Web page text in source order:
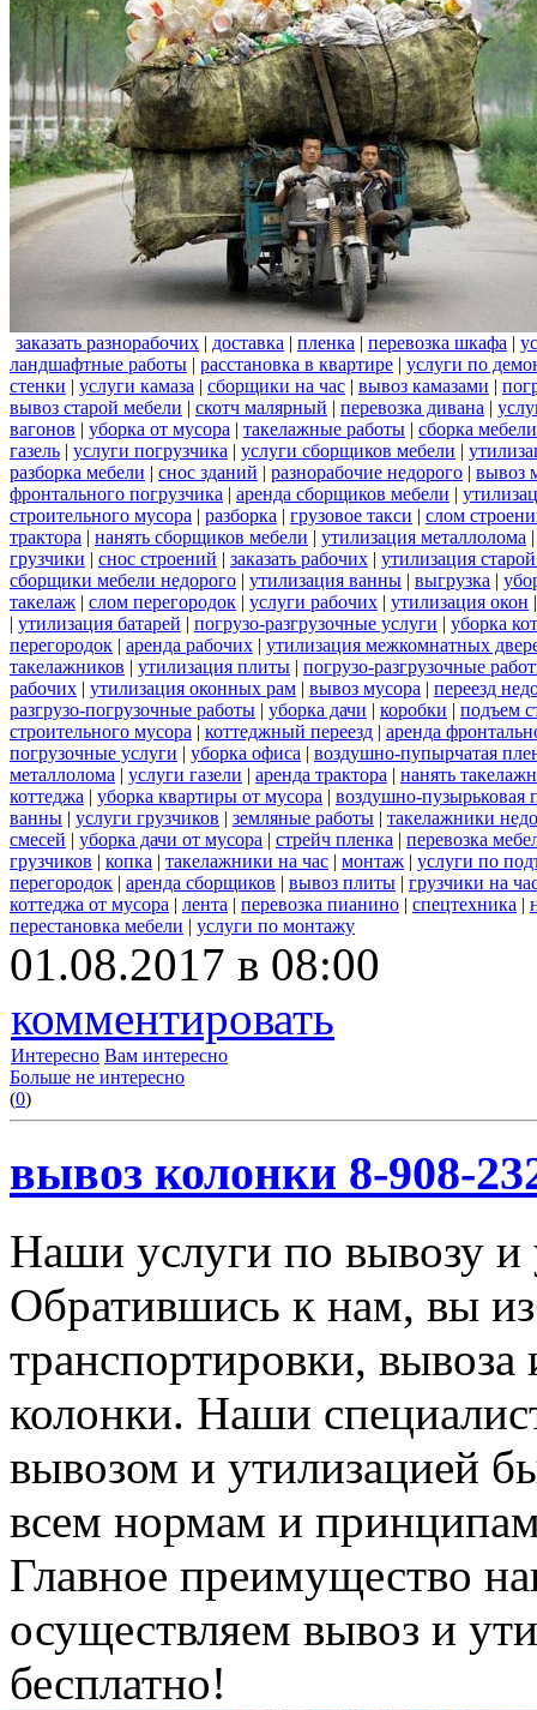
заказать разнорабочих | доставка | пленка | перевозка шкафа |
ландшафтные работы | расстановка в квартире | услуги по
стенки | услуги камаза | сборщики на час | вывоз камазами |
вывоз старой мебели | скотч малярный | перевозка дивана |
вагонов | уборка от мусора | такелажные работы | сборка мебели
газель | услуги погрузчика | услуги сборщиков мебели |
разборка мебели | снос зданий | разнорабочие недорого | вывоз
фронтального погрузчика | аренда сборщиков мебели |
строительного мусора | разборка | грузовое такси | слом
трактора | нанять сборщиков мебели | утилизация металлолома
грузчики | снос строений | заказать рабочих | утилизация
сборщики мебели недорого | утилизация ванны | выгрузка |
такелаж | слом перегородок | услуги рабочих | утилизация окон
| утилизация батарей | погрузо-разгрузочные услуги | уборка
перегородок | аренда рабочих | утилизация межкомнатных
такелажников | утилизация плиты | погрузо-разгрузочные
рабочих | утилизация оконных рам | вывоз мусора | переезд
разгрузо-погрузочные работы | уборка дачи | коробки | подъем
строительного мусора | коттеджный переезд | аренда
погрузочные услуги | уборка офиса | воздушно-пупырчатая
металлолома | услуги газели | аренда трактора | нанять
коттеджа | уборка квартиры от мусора | воздушно-пузырьковая
ванны | услуги грузчиков | земляные работы | такелажники
смесей | уборка дачи от мусора | стрейч пленка | перевозка
грузчиков | копка | такелажники на час | монтаж | услуги по
перегородок | аренда сборщиков | вывоз плиты | грузчики на
коттеджа от мусора | лента | перевозка пианино | спецтехника |
перестановка мебели | услуги по монтажу
01.08.2017 в 08:00
комментировать
Интересно Вам интересно
Больше не интересно
(0)
вывоз колонки 8-908-
Наши услуги по вывозу и
Обратившись к нам, вы
транспортировки, вывоза
колонки. Наши
вывозом и утилизацией
всем нормам и
Главное преимущество
осуществляем вывоз и
бесплатно!